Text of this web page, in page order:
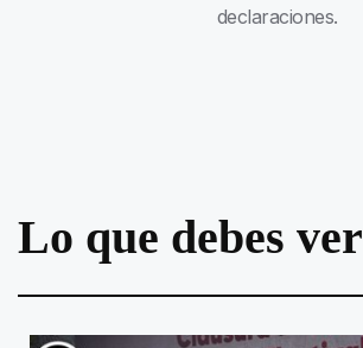
declaraciones.
Lo que debes ver